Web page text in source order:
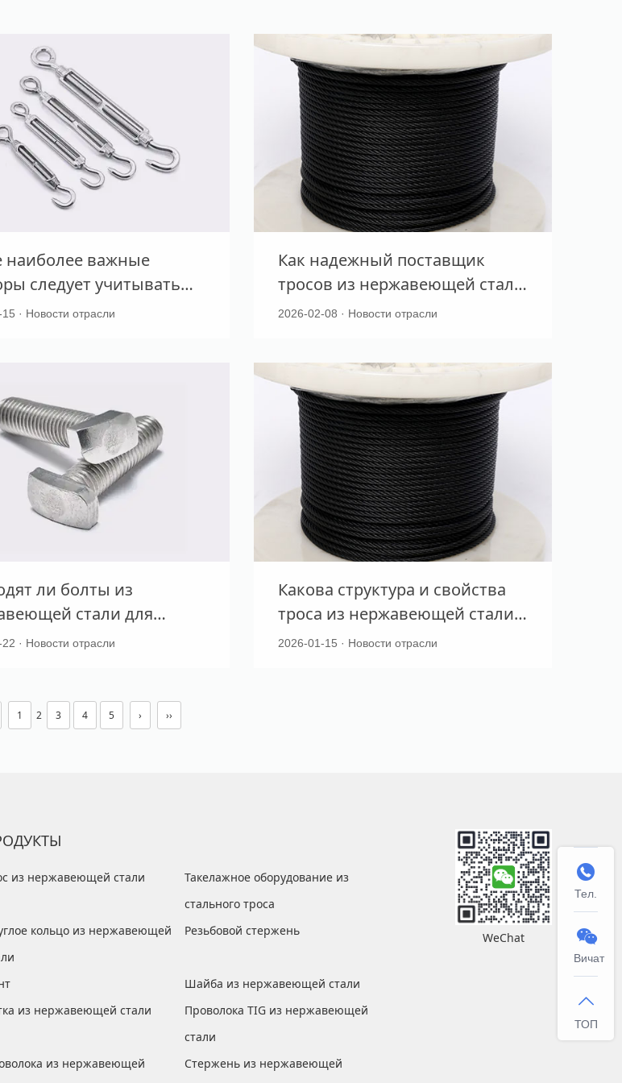
наиболее важные
следует учитывать
такелажа для
· Новости отрасли
Как надежный поставщик
тросов из нержавеющей стали
может улучшить вашу
деятельность?
2026-02-08 · Новости отрасли
ли болты из
стали для
в условиях высоких
· Новости отрасли
Какова структура и свойства
троса из нержавеющей стали?
Почему он сохраняет высокую
2026-01-15 · Новости отрасли
1 2 3 4 5 › ››
из нержавеющей стали
Такелажное оборудование из
стального троса
кольцо из нержавеющей
Резьбовой стержень
Шайба из нержавеющей стали
из нержавеющей стали
Проволока TIG из нержавеющей
стали
из нержавеющей
Стержень из нержавеющей
WeChat

Тел.

Вичат

ТОП